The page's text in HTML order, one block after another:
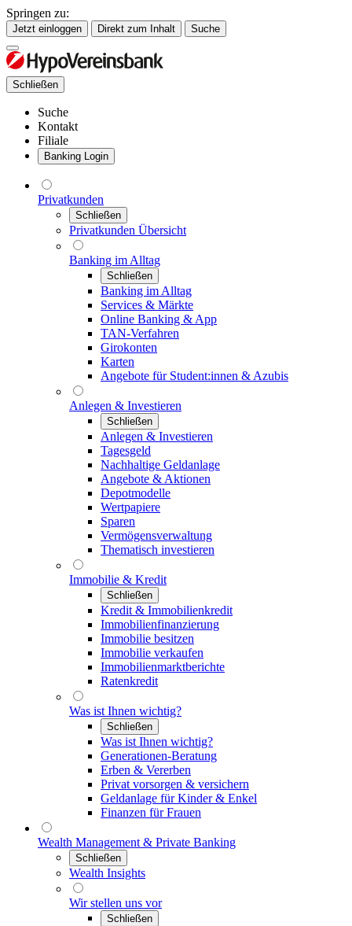
Springen zu:
Jetzt einloggen Direkt zum Inhalt Suche
Schließen
Suche
Kontakt
Filiale
Banking Login
Privatkunden
Schließen
Privatkunden Übersicht
Banking im Alltag
Schließen
Banking im Alltag
Services & Märkte
Online Banking & App
TAN-Verfahren
Girokonten
Karten
Angebote für Student:innen & Azubis
Anlegen & Investieren
Schließen
Anlegen & Investieren
Tagesgeld
Nachhaltige Geldanlage
Angebote & Aktionen
Depotmodelle
Wertpapiere
Sparen
Vermögensverwaltung
Thematisch investieren
Immobilie & Kredit
Schließen
Kredit & Immobilienkredit
Immobilienfinanzierung
Immobilie besitzen
Immobilie verkaufen
Immobilienmarktberichte
Ratenkredit
Was ist Ihnen wichtig?
Schließen
Was ist Ihnen wichtig?
Generationen-Beratung
Erben & Vererben
Privat vorsorgen & versichern
Geldanlage für Kinder & Enkel
Finanzen für Frauen
Wealth Management & Private Banking
Schließen
Wealth Insights
Wir stellen uns vor
Schließen